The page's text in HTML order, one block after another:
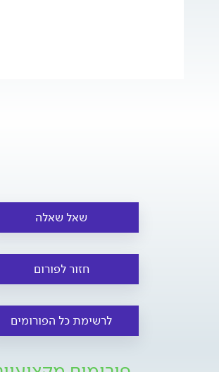
שאל שאלה
חזור לפורום
לרשימת כל הפורומים